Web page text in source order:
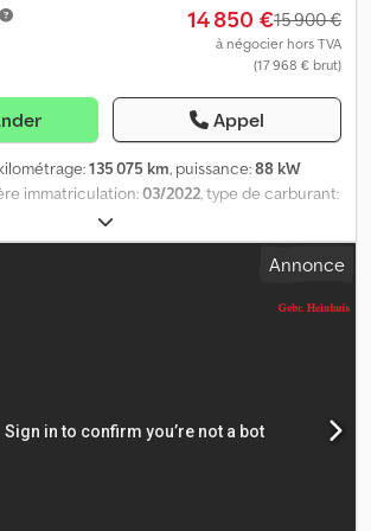
14 850 €15 900 €
à négocier hors TVA
(17 968 € brut)
Appel
135 075 km, puissance:88 kW
immatriculation:03/2022, type de carburant:
205/65R16
3 500 mm, carburant:diesel, couleur:blanc,
, largeur totale:
régulateur de vitesse, régulation
Annonce